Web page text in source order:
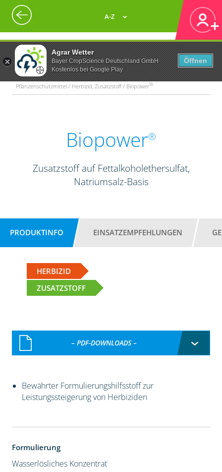
Agrar Wetter
Bayer CropScience Deutschland GmbH
Kostenlos bei Google Play
Öffnen
A-Z
Pflanzenschutzmittel / Herbizid, Zusatzstoff / Biopower®
Biopower®
Zusatzstoff auf Fettalkoholethersulfat,
Natriumsalz-Basis
PRODUKTINFO EINSATZEMPFEHLUNGEN
HERBIZID
ZUSATZSTOFF
– PDF-DOWNLOADS –
Bewährter Formulierungshilfsstoff zur
Leistungssteigerung von Herbiziden
Formulierung
Wasserlösliches Konzentrat